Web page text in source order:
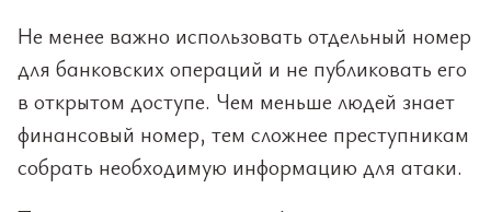
Не менее важно использовать отдельный номер
для банковских операций и не публиковать его
в открытом доступе. Чем меньше людей знает
финансовый номер, тем сложнее преступникам
собрать необходимую информацию для атаки.